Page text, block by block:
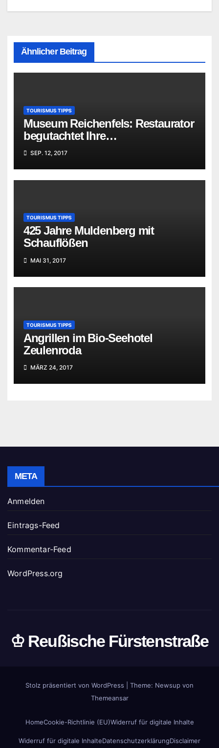
Ähnlicher Beitrag
TOURISMUS TIPPS
Museum Reichenfels: Restaurator
begutachtet Ihre
„Familienschätze“
SEP. 12, 2017
TOURISMUS TIPPS
425 Jahre Muldenberg mit
Schauflößen
MAI 31, 2017
TOURISMUS TIPPS
Angrillen im Bio-Seehotel
Zeulenroda
MÄRZ 24, 2017
META
Anmelden
Eintrags-Feed
Kommentar-Feed
WordPress.org
♔ Reußische Fürstenstraße
Stolz präsentiert von WordPress
Theme: Newsup von
Themeansar
HomeCookie-Richtlinie (EU)Widerruf für digitale Inhalte
Widerruf für digitale InhalteDatenschutzerklärungDisclaimer